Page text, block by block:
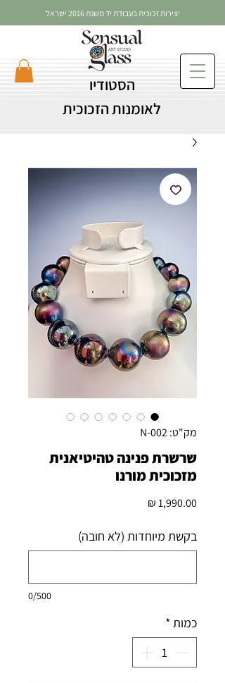
הסטודיו
לאומנות הזכוכית
יצירות זכוכית בעבודת יד משנת 2016 ישראל
מק"ט: N-002
שרשרת פנינה טהיטיאנית
מזכוכית מורנו
בקשת מיוחדות (לא חובה)
0/500
כמות*